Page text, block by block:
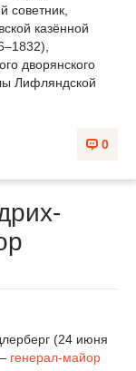
советник,
казённой
дворянского
Лифляндской
0
(24 июня
генерал-майор